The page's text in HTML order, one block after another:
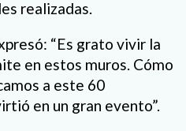
realizadas.
“Es grato vivir la
en estos muros. Cómo
a este 60
en un gran evento”.